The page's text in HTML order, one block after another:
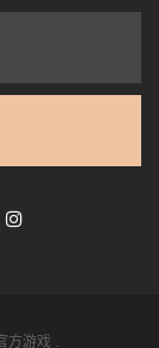
方游戏 .